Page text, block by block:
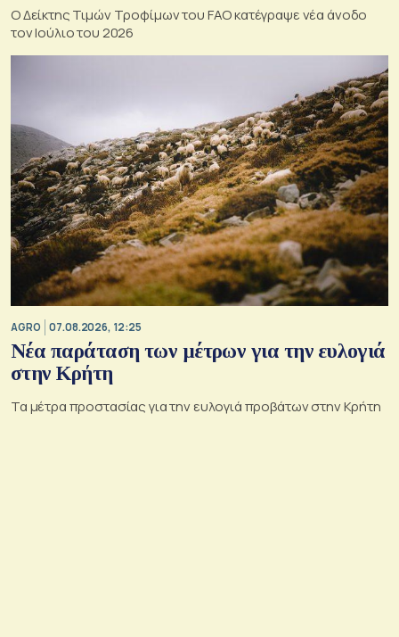
Ο Δείκτης Τιμών Τροφίμων του FAO κατέγραψε νέα άνοδο
τον Ιούλιο του 2026
AGRO 07.08.2026, 12:25
Νέα παράταση των μέτρων για την ευλογιά
στην Κρήτη
Τα μέτρα προστασίας για την ευλογιά προβάτων στην Κρήτη